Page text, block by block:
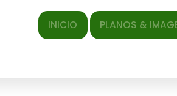
INICIO PLANOS & IMAGENES